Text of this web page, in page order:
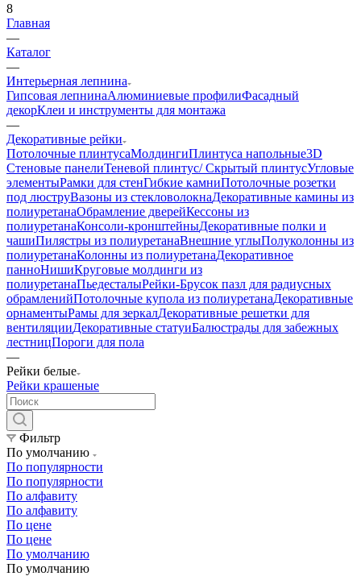
8
Главная
—
Каталог
—
Интерьерная лепнина
Гипсовая лепнинаАлюминиевые профилиФасадный
декорКлеи и инструменты для монтажа
—
Декоративные рейки
Потолочные плинтусаМолдингиПлинтуса напольные3D
Стеновые панелиТеневой плинтус/ Скрытый плинтусУгловые
элементыРамки для стенГибкие камниПотолочные розетки
под люструВазоны из стекловолокнаДекоративные камины из
полиуретанаОбрамление дверейКессоны из
полиуретанаКонсоли-кронштейныДекоративные полки и
чашиПилястры из полиуретанаВнешние углыПолуколонны из
полиуретанаКолонны из полиуретанаДекоративное
панноНишиКруговые молдинги из
полиуретанаПьедесталыРейки-Брусок пазл для радиусных
обрамленийПотолочные купола из полиуретанаДекоративные
орнаментыРамы для зеркалДекоративные решетки для
вентиляцииДекоративные статуиБалюстрады для забежных
лестницПороги для пола
—
Рейки белые
Рейки крашеные
Фильтр
По умолчанию
По популярности
По популярности
По алфавиту
По алфавиту
По цене
По цене
По умолчанию
По умолчанию